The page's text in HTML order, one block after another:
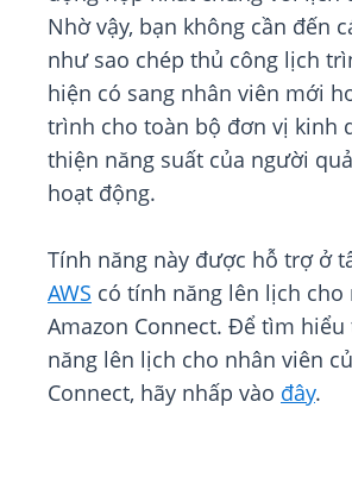
Nhờ vậy, bạn không cần đến
như sao chép thủ công lịch
hiện có sang nhân viên mới
trình cho toàn bộ đơn vị kinh
thiện năng suất của người
hoạt động.
Tính năng này được hỗ trợ ở
AWS có tính năng lên lịch cho
Amazon Connect. Để tìm
năng lên lịch cho nhân viên
Connect, hãy nhấp vào đây.